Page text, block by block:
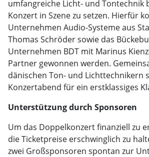
umfangreiche Licht- und Tontechnik
Konzert in Szene zu setzen. Hierfür
Unternehmen Audio-Systeme aus
Thomas Schröder sowie das
Unternehmen BDT mit Marinus
Partner gewonnen werden.
dänischen Ton- und Lichttechnikern
Konzertabend für ein erstklassiges
Unterstützung durch Sponsoren
Um das Doppelkonzert finanziell zu
die Ticketpreise erschwinglich zu
zwei Großsponsoren spontan zur